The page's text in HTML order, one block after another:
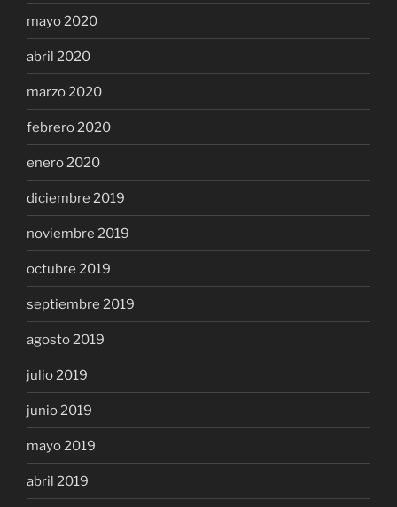
mayo 2020
abril 2020
marzo 2020
febrero 2020
enero 2020
diciembre 2019
noviembre 2019
octubre 2019
septiembre 2019
agosto 2019
julio 2019
junio 2019
mayo 2019
abril 2019